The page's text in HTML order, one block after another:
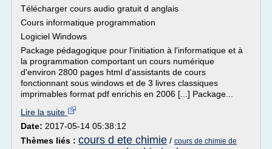
Télécharger cours audio gratuit d anglais
Cours informatique programmation
Logiciel Windows
Package pédagogique pour l'initiation à l'informatique et à
la programmation comportant un cours numérique
d'environ 2800 pages html d'assistants de cours
fonctionnant sous windows et de 3 livres classiques
imprimables format pdf enrichis en 2006 [...] Package...
Lire la suite
Date: 2017-05-14 05:38:12
Thèmes liés : cours d ete chimie / cours de chimie de